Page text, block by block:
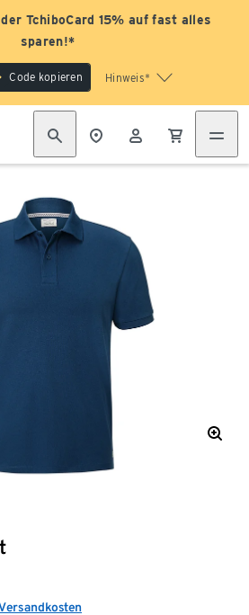
TchiboCard 15% auf fast alles
sparen!*
Code kopieren Hinweis*